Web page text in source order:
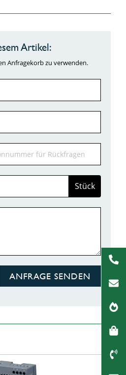
Artikel:
Anfragekorb zu verwenden.
Stück
ANFRAGE SENDEN